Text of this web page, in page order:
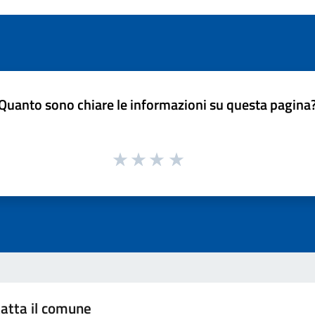
sono chiare le informazioni su questa
il comune